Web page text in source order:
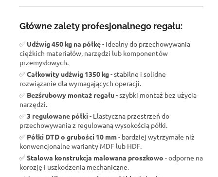
Główne zalety profesjonalnego regału:
✅ Udźwig 450 kg na półkę- Idealny do przechowywania
ciężkich materiałów, narzędzi lub komponentów
przemysłowych.
✅Całkowity udźwig 1350 kg- stabilne i solidne
rozwiązanie dla wymagających operacji.
✅ Bezśrubowy montaż regału- szybki montaż bez użycia
narzędzi.
✅3 regulowane półki - Elastyczna przestrzeń do
przechowywania z regulowaną wysokością półki.
✅ Półki DTD o grubości 10 mm- bardziej wytrzymałe niż
konwencjonalne warianty MDF lub HDF.
✅Stalowa konstrukcja malowana proszkowo - odporne na
korozję i uszkodzenia mechaniczne.